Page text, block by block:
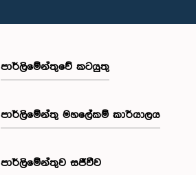
පාර්ලිමේන්තුවේ කටයුතු
පාර්ලිමේන්තු මහලේකම් කාර්යාලය
පාර්ලිමේන්තුව සජීවීව